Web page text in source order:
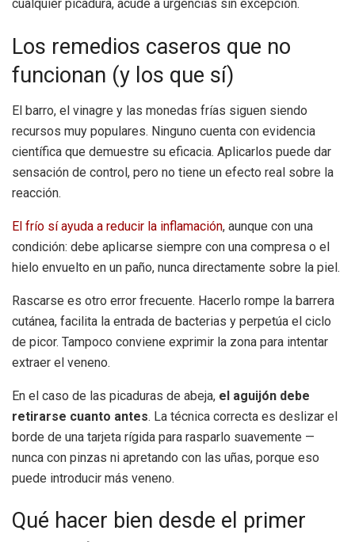
cualquier picadura, acude a urgencias sin excepción.
Los remedios caseros que no
funcionan (y los que sí)
El barro, el vinagre y las monedas frías siguen siendo
recursos muy populares. Ninguno cuenta con evidencia
científica que demuestre su eficacia. Aplicarlos puede dar
sensación de control, pero no tiene un efecto real sobre la
reacción.
El frío sí ayuda a reducir la inflamación, aunque con una
condición: debe aplicarse siempre con una compresa o el
hielo envuelto en un paño, nunca directamente sobre la piel.
Rascarse es otro error frecuente. Hacerlo rompe la barrera
cutánea, facilita la entrada de bacterias y perpetúa el ciclo
de picor. Tampoco conviene exprimir la zona para intentar
extraer el veneno.
En el caso de las picaduras de abeja, el aguijón debe
retirarse cuanto antes. La técnica correcta es deslizar el
borde de una tarjeta rígida para rasparlo suavemente —
nunca con pinzas ni apretando con las uñas, porque eso
puede introducir más veneno.
Qué hacer bien desde el primer